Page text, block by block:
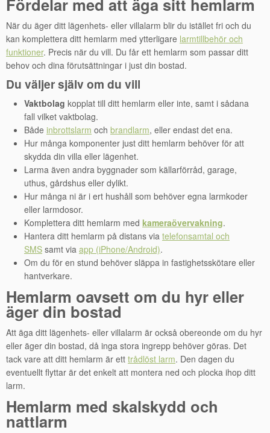
Fördelar med att äga sitt hemlarm
När du äger ditt lägenhets- eller villalarm blir du istället fri och du
kan komplettera ditt hemlarm med ytterligare larmtillbehör och
funktioner. Precis när du vill. Du får ett hemlarm som passar ditt
behov och dina förutsättningar i just din bostad.
Du väljer själv om du vill
Vaktbolag kopplat till ditt hemlarm eller inte, samt i sådana
fall vilket vaktbolag.
Både inbrottslarm och brandlarm, eller endast det ena.
Hur många komponenter just ditt hemlarm behöver för att
skydda din villa eller lägenhet.
Larma även andra byggnader som källarförråd, garage,
uthus, gårdshus eller dylikt.
Hur många ni är i ert hushåll som behöver egna larmkoder
eller larmdosor.
Komplettera ditt hemlarm med kameraövervakning.
Hantera ditt hemlarm på distans via telefonsamtal och
SMS samt via app (iPhone/Android).
Om du för en stund behöver släppa in fastighetsskötare eller
hantverkare.
Hemlarm oavsett om du hyr eller
äger din bostad
Att äga ditt lägenhets- eller villalarm är också obereonde om du hyr
eller äger din bostad, då inga stora ingrepp behöver göras. Det
tack vare att ditt hemlarm är ett trådlöst larm. Den dagen du
eventuellt flyttar är det enkelt att montera ned och plocka ihop ditt
larm.
Hemlarm med skalskydd och
nattlarm